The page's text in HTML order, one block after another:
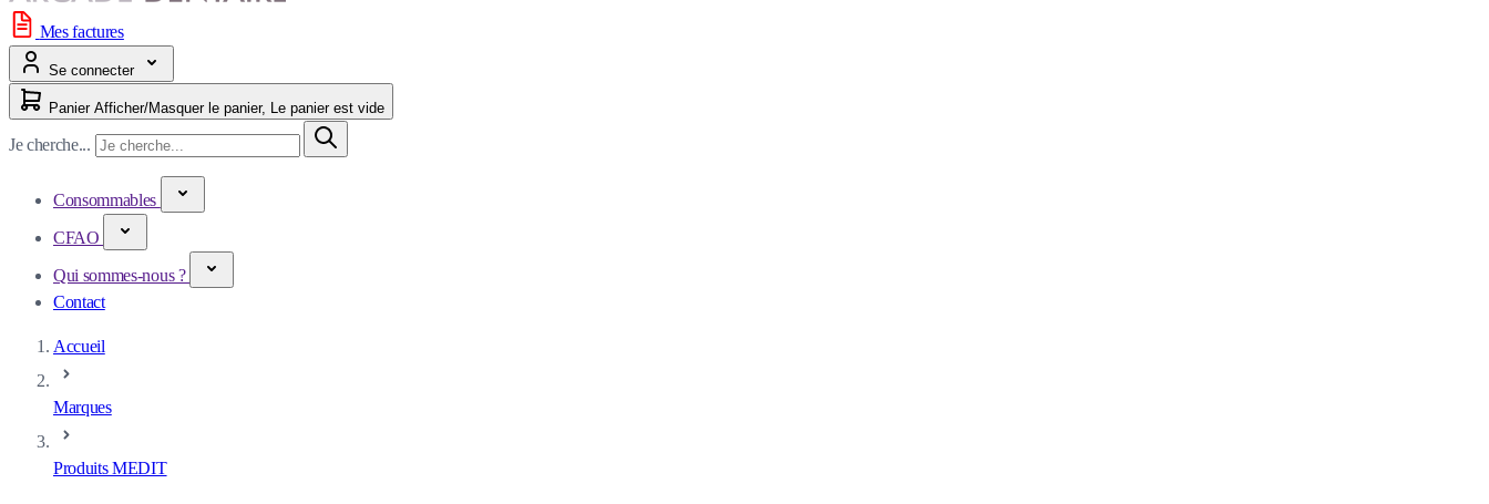
Mes factures
Se connecter
Panier Afficher/Masquer le panier, Le panier est vide
Je cherche...
Consommables
CFAO
Qui sommes-nous ?
Contact
Accueil
Marques
Produits MEDIT